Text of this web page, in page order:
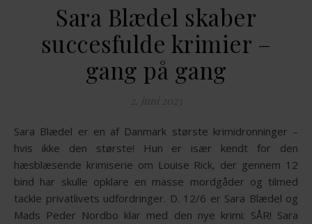
Sara Blædel skaber
succesfulde krimier –
gang på gang
2. juni 2023
Sara Blædel er en af Danmark største krimidronninger –
hvis ikke den største! Hun er især kendt for den
hæsblæsende krimiserie om Louise Rick, der gennem 12
bind har skulle opklare en masse mordgåder og tilmed
tackle privatlivets udfordringer. D. 12/6 er Sara Blædel og
Mads Peder Nordbo klar med den nye krimi: SÅR! Sara